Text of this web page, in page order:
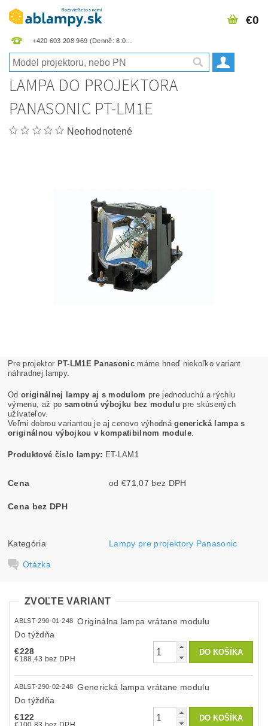
+420 603 208 969
€0
LAMPA DO PROJEKTORA
PANASONIC PT-LM1E
Neohodnotené
Pre projektor PT-LM1E Panasonic máme hneď niekoľko variant
náhradnej lampy.
Odoriginálnej lampy aj s modulom pre jednoduchú a rýchlu
výmenu, až po samotnú výbojku bez modulu pre skúsených
užívateľov.
Veľmi dobrou variantou je aj cenovo výhodnágenerická lampa s
originálnou výbojkou v kompatibilnom module.
Produktové číslo lampy: ET-LAM1
Cena od €71,07 bez DPH
Cena bez DPH
Kategória Lampy pre projektory Panasonic
Otázka
ZVOĽTE VARIANT
ABLST-290-01-248
Originálna lampa vrátane modulu
Do týždňa
€228
€188,43 bez DPH
ABLST-290-02-248
Generická lampa vrátane modulu
Do týždňa
€122